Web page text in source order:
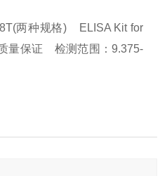
两种规格) ELISA Kit for
量保证 检测范围：9.375-